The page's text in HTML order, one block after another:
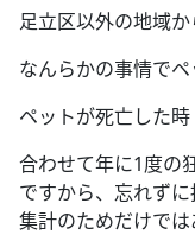
足立区以外の地域
なんらかの事情で
ペットが死亡した時
合わせて年に1度の
ですから、忘れず
集計のためだけでは